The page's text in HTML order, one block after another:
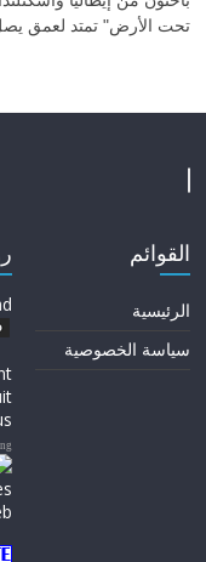
تحت الأرض" تمتد لعمق
القوائم
الرئيسية
سياسة الخصوصية